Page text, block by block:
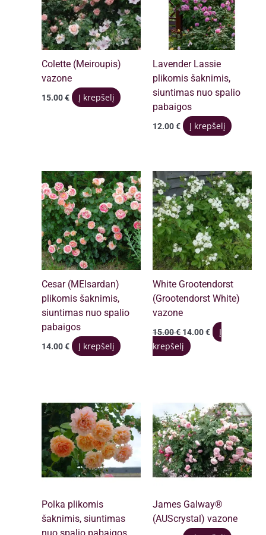
Colette (Meiroupis)
vazone
15.00€ Į krepšelį
Lavender Lassie
plikomis šaknimis,
siuntimas nuo spalio
pabaigos
12.00€ Į krepšelį
Cesar (MEIsardan)
plikomis šaknimis,
siuntimas nuo spalio
pabaigos
14.00€ Į krepšelį
White Grootendorst
(Grootendorst White)
vazone
15.00€ Original
price
was:
14.00€Current
price
Į
krepšelį
Polka plikomis
šaknimis, siuntimas
James Galway®
(AUScrystal) vazone